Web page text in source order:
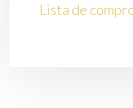
Lista de